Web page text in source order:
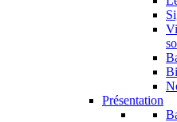
Présentation